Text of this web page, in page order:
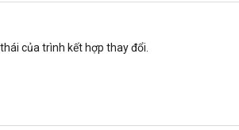
của trình kết hợp thay đổi.